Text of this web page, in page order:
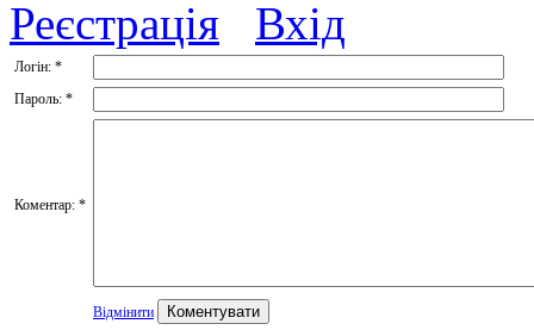
Реєстрація Вхід
Логін: *
Пароль: *
Коментар: *
Відмінити